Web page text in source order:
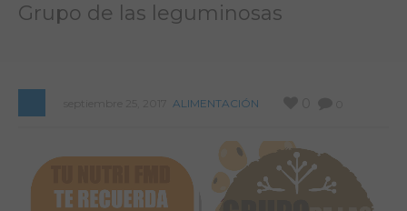
Grupo de las leguminosas
ALIMENTACIÓN